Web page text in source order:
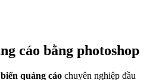
cáo bằng photoshop
quảng cáo chuyên nghiệp đầu